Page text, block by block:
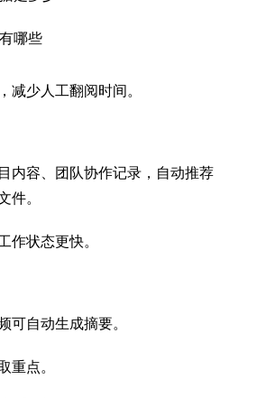
哪些
减少人工翻阅时间。
内容、团队协作记录，自动推荐
件。
作状态更快。
可自动生成摘要。
重点。